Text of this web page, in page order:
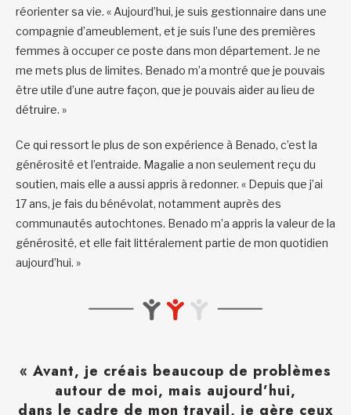
réorienter sa vie. « Aujourd’hui, je suis gestionnaire dans une
compagnie d’ameublement, et je suis l’une des premières
femmes à occuper ce poste dans mon département. Je ne
me mets plus de limites. Benado m’a montré que je pouvais
être utile d’une autre façon, que je pouvais aider au lieu de
détruire. »
Ce qui ressort le plus de son expérience à Benado, c’est la
générosité et l’entraide. Magalie a non seulement reçu du
soutien, mais elle a aussi appris à redonner. « Depuis que j’ai
17 ans, je fais du bénévolat, notamment auprès des
communautés autochtones. Benado m’a appris la valeur de la
générosité, et elle fait littéralement partie de mon quotidien
aujourd’hui. »
« Avant, je créais beaucoup de problèmes
autour de moi, mais aujourd’hui,
dans le cadre de mon travail, je gère ceux